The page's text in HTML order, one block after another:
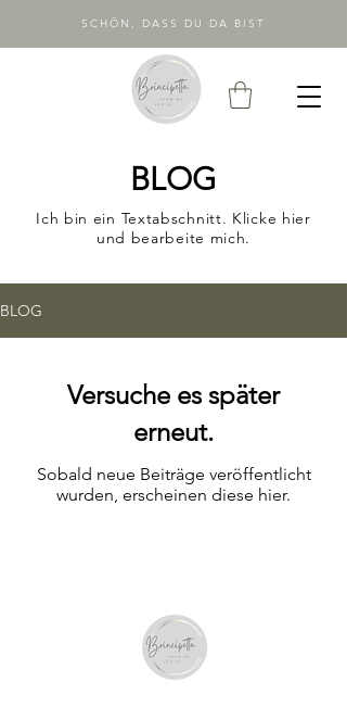
SCHÖN, DASS DU DA BIST
BLOG
Ich bin ein Textabschnitt. Klicke hier
und bearbeite mich.
BLOG
Versuche es später
erneut.
Sobald neue Beiträge veröffentlicht
wurden, erscheinen diese hier.